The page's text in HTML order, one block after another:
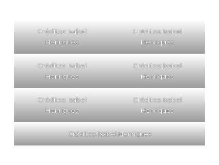
Créditos: Isabel
Henriques
Créditos: Isabel
Henriques
Créditos: Isabel
Henriques
Créditos: Isabel
Henriques
Créditos: Isabel
Henriques
Créditos: Isabel
Henriques
Créditos: Isabel Henriques